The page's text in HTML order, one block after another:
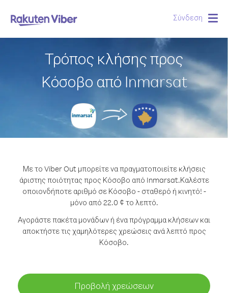
Σύνδεση
Τρόπος κλήσης προς
Κόσοβο από Inmarsat
Με το Viber Out μπορείτε να πραγματοποιείτε κλήσεις
άριστης ποιότητας προς Κόσοβο από Inmarsat.Καλέστε
οποιονδήποτε αριθμό σε Κόσοβο - σταθερό ή κινητό! -
μόνο από 22.0 ¢ το λεπτό.
Αγοράστε πακέτα μονάδων ή ένα πρόγραμμα κλήσεων και
αποκτήστε τις χαμηλότερες χρεώσεις ανά λεπτό προς
Κόσοβο.
Προβολή χρεώσεων